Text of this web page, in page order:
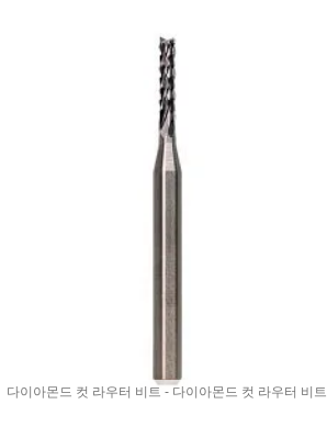
다이아몬드 컷 라우터 비트 - 다이아몬드 컷 라우터 비트